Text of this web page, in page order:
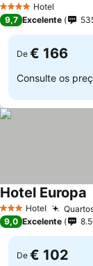
4 EstrelasHotel
9,7 Excelente
De € 166
Consulte os
3 EstrelasHotel
Hotel Europa
9,0 Excelente
De € 102